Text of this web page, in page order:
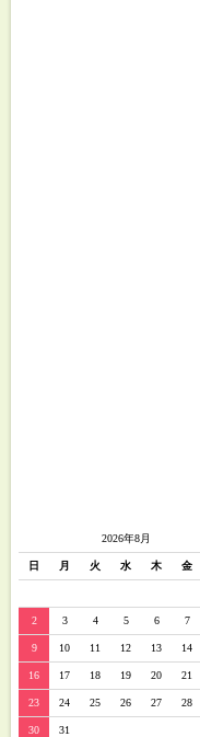
2026年8月
日 月 火 水 木 金
2 3 4 5 6 7
9 10 11 12 13 14
16 17 18 19 20 21
23 24 25 26 27 28
30 31